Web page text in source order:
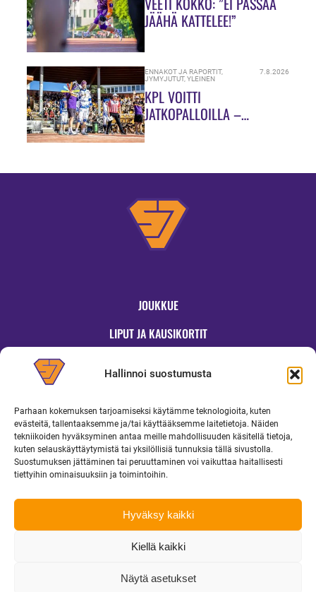
Hallinnoi suostumusta
Parhaan kokemuksen tarjoamiseksi käytämme teknologioita, kuten
evästeitä, tallentaaksemme ja/tai käyttääksemme laitetietoja. Näiden
tekniikoiden hyväksyminen antaa meille mahdollisuuden käsitellä tietoja,
kuten selauskäyttäytymistä tai yksilöllisiä tunnuksia tällä sivustolla.
Suostumuksen jättäminen tai peruuttaminen voi vaikuttaa haitallisesti
tiettyihin ominaisuuksiin ja toimintoihin.
Hyväksy kaikki
Kiellä kaikki
Näytä asetukset
JÄÄHÄ KATTELEE!”
ENNAKOT JA RAPORTIT,
JYMYJUTUT,YLEINEN
7.8.2026
KPL VOITTI
JATKOPALLOILLA –
JOUKKUE
LIPUT JA KAUSIKORTIT
OTTELUINFO
UUTISET
YRITYKSILLE
MEDIALLE
toimisto@superjymy.fi|Tietosuojaseloste